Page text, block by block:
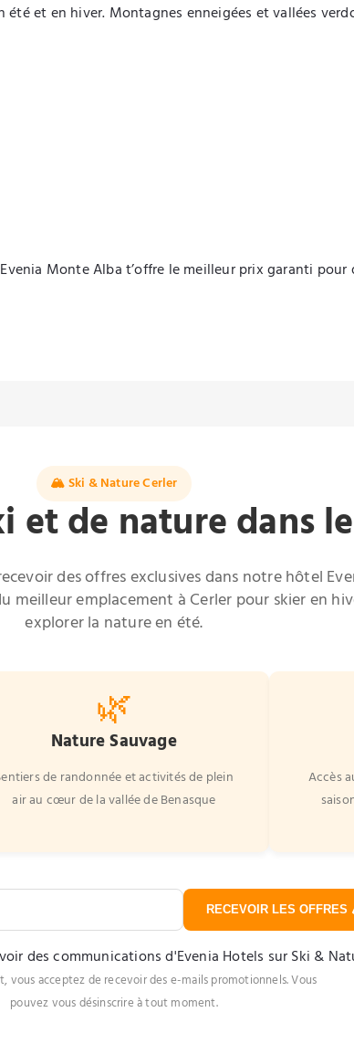
et en hiver. Montagnes enneigées et vallées
Monte Alba t’offre le meilleur prix garanti
🏔️ Ski & Nature Cerler
et de nature dans
des offres exclusives dans notre hôtel
meilleur emplacement à Cerler pour skier en
explorer la nature en été.
🌿
Nature Sauvage
de randonnée et activités de plein
air au cœur de la vallée de Benasque
Accès
RECEVOIR LES
des communications d'Evenia Hotels sur Ski &
vous acceptez de recevoir des e-mails promotionnels. Vous
pouvez vous désinscrire à tout moment.